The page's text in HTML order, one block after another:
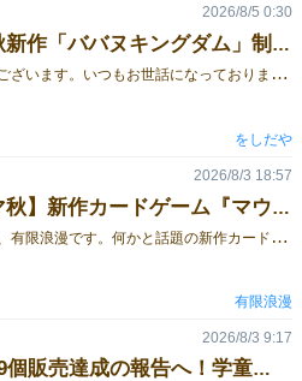
ゲムマ秋新作「ババヌキングダム」制作快調です
を
しだやでございます。いつもお世話になっております。秋は土曜日のみの出展となりますが、よろしくお願いいたします。ゲームマーケット2026秋新作、『ババヌキングダム』製作快調です。自分好みの手札を作って、ババヌキ勝負！短時間かつ明快に、バランスの良い『くにづくり』が楽しめる、とっても楽しいゲームです！より詳しいマニュアルはこちら。よろしくお願いいたします。
2026/8/5 0:30
をしだや
【ゲムマ秋】新作カードゲーム『マウンティングお嬢様アンコール』お取り置き予約受付を開始しました！【両日出展・試遊卓あり】
こ
んにちは、有限浪漫です。何かと話題の新作カードゲーム『マウンティングお嬢様アンコール』ゲームマーケット2026秋でのお取り置き予約を開始しました！ ゲームマーケット会場特別価格：1500円ご予約は下記のリンクからGoogleフォームにてお申し込みください！👇 『マウンティングお嬢様アンコール』のご予約・詳細はこちら！■お取り置き予約フォームhttps://forms.gle/qV7ESTTdu6NaVHZ2A■ルール説明書https://limited-romance.blogspot.com/2026/06/blog-post.html■ルール説明動画https://www.youtube.com/watch?v=kZ61ymZT2zA たった6枚の手札で至高の心理戦！お嬢様同士がマウントを取り合って精神力を削り合うミニストラテジーゲームです！
2026/8/3 18:57
有限浪漫
ゲムマ69個販売達成の報告へ！学童保育で新作『DIRTY EDGE GAME』を先行体験してもらいました
2026/8/3 9:17